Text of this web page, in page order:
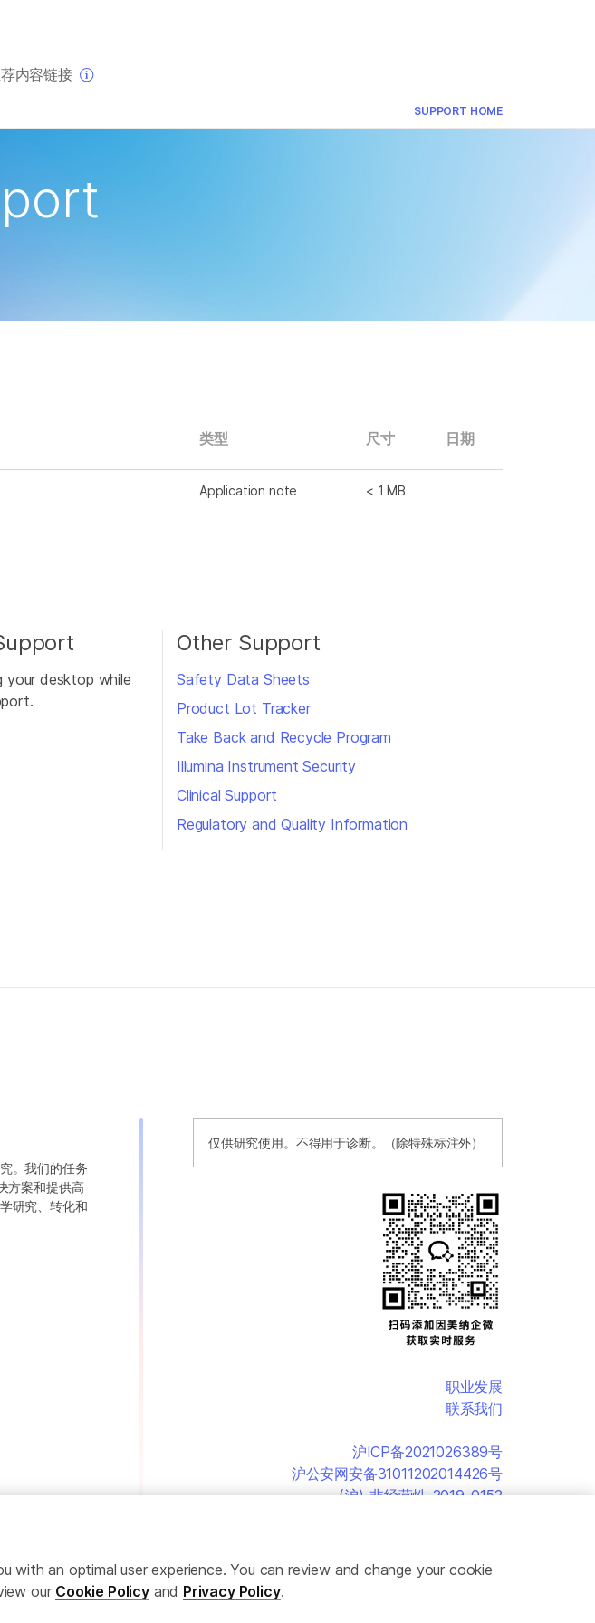
内容链接
SUPPORT HOME
类型 尺寸 日期
Application note < 1 MB
your desktop while
Other Support
Safety Data Sheets
Product Lot Tracker
Take Back and Recycle Program
Illumina Instrument Security
Clinical Support
Regulatory and Quality Information
仅供研究使用。不得用于诊断。（除特殊标注外）
。我们的任务
方案和提供高
研究、转化和
职业发展
联系我们
沪ICP备2021026389号
沪公安网安备31011202014426号
(沪)-非经营性-2019-0152
趣的领域:
生殖健康
an optimal user experience. You can review and change your cookie
our Cookie Policyand Privacy Policy.